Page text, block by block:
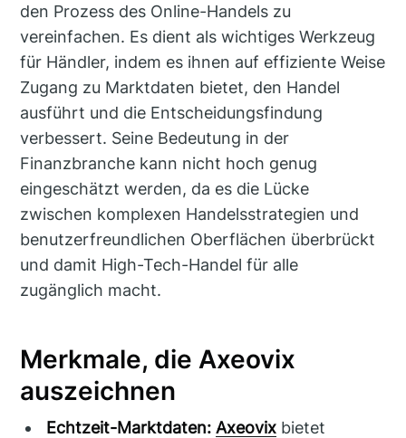
den Prozess des Online-Handels zu
vereinfachen. Es dient als wichtiges Werkzeug
für Händler, indem es ihnen auf effiziente Weise
Zugang zu Marktdaten bietet, den Handel
ausführt und die Entscheidungsfindung
verbessert. Seine Bedeutung in der
Finanzbranche kann nicht hoch genug
eingeschätzt werden, da es die Lücke
zwischen komplexen Handelsstrategien und
benutzerfreundlichen Oberflächen überbrückt
und damit High-Tech-Handel für alle
zugänglich macht.
Merkmale, die Axeovix
auszeichnen
Echtzeit-Marktdaten: Axeovix bietet